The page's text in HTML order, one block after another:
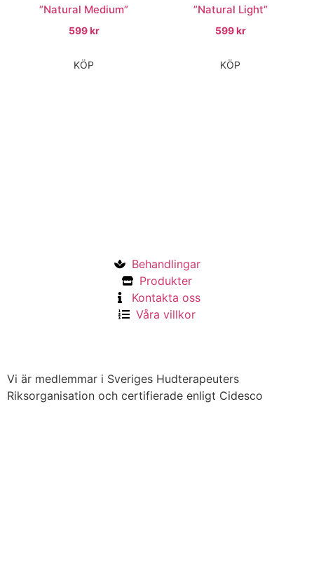
”Natural Medium”
599kr
KÖP
”Natural Light”
599kr
KÖP
Behandlingar
Produkter
Kontakta oss
Våra villkor
Vi är medlemmar i Sveriges Hudterapeuters
Riksorganisation och certifierade enligt Cidesco